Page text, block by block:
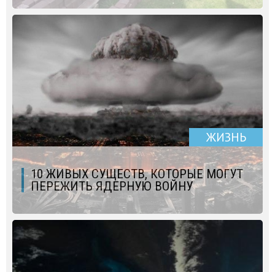
ЖИЗНЬ
10 ЖИВЫХ СУЩЕСТВ, КОТОРЫЕ МОГУТ
ПЕРЕЖИТЬ ЯДЕРНУЮ ВОЙНУ